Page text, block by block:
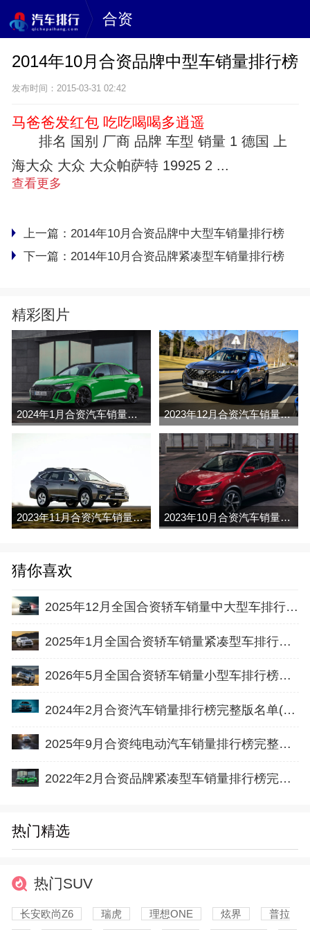
合资
2014年10月合资品牌中型车销量排行榜
发布时间：2015-03-31 02:42
马爸爸发红包 吃吃喝喝多逍遥
排名 国别 厂商 品牌 车型 销量 1 德国 上
海大众 大众 大众帕萨特 19925 2 ...
查看更多
上一篇： 2014年10月合资品牌中大型车销量排行榜
下一篇： 2014年10月合资品牌紧凑型车销量排行榜
精彩图片
2024年1月合资汽车销量排行榜完整版名单(零售量 2023年12月合资汽车销量排行榜完整版名单(零售量
2023年11月合资汽车销量排行榜完整版名单(零售量 2023年10月合资汽车销量排行榜完整版名单(零售量
猜你喜欢
2025年12月全国合资轿车销量中大型车排行榜完整版(零售量
2025年1月全国合资轿车销量紧凑型车排行榜完整版(零售量
2026年5月全国合资轿车销量小型车排行榜完整版(出口量
2024年2月合资汽车销量排行榜完整版名单(批发量
2025年9月合资纯电动汽车销量排行榜完整版名单(零售量
2022年2月合资品牌紧凑型车销量排行榜完整版名单
热门精选
热门SUV
长安欧尚Z6 瑞虎 理想ONE 炫界
普拉